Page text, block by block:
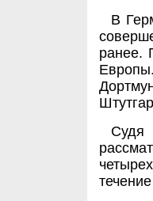
В
ранее.
Судя